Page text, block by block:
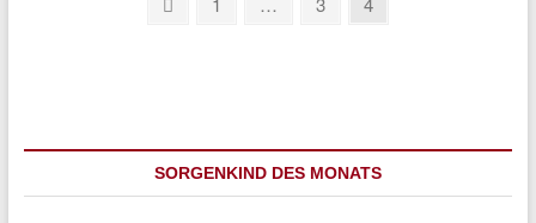
SORGENKIND DES MONATS